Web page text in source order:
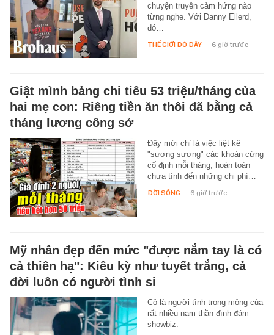
chuyện truyền cảm hứng nào
từng nghe. Với Danny Ellerd,
đó…
THẾ GIỚI ĐÓ ĐÂY - 6 giờ trước
Giật mình bảng chi tiêu 53 triệu/tháng của
hai mẹ con: Riêng tiền ăn thôi đã bằng cả
tháng lương công sở
Đây mới chỉ là việc liệt kê
"sương sương" các khoản cứng
cố định mỗi tháng, hoàn toàn
chưa tính đến những chi phí…
ĐỜI SỐNG - 6 giờ trước
Mỹ nhân đẹp đến mức "được nắm tay là có
cả thiên hạ": Kiêu kỳ như tuyết trắng, cả
đời luôn có người tình si
Cô là người tình trong mộng của
rất nhiều nam thần đình đám
showbiz.